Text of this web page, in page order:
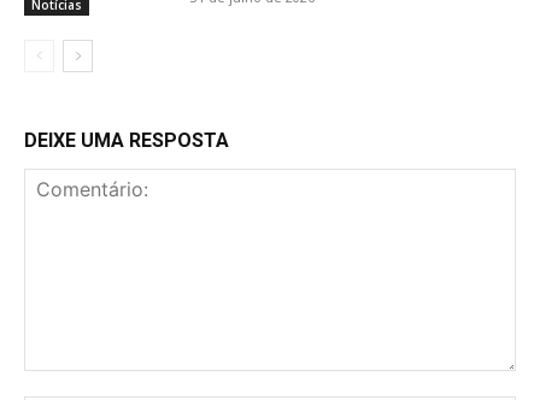
Notícias
DEIXE UMA RESPOSTA